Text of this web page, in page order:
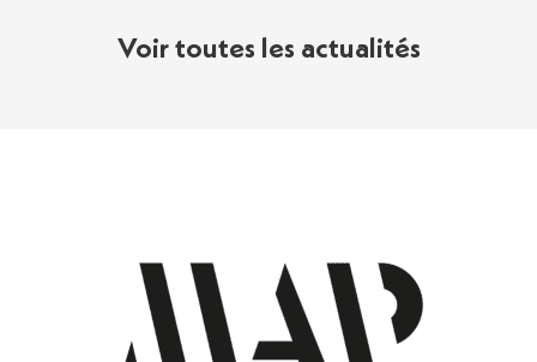
Voir toutes les actualités